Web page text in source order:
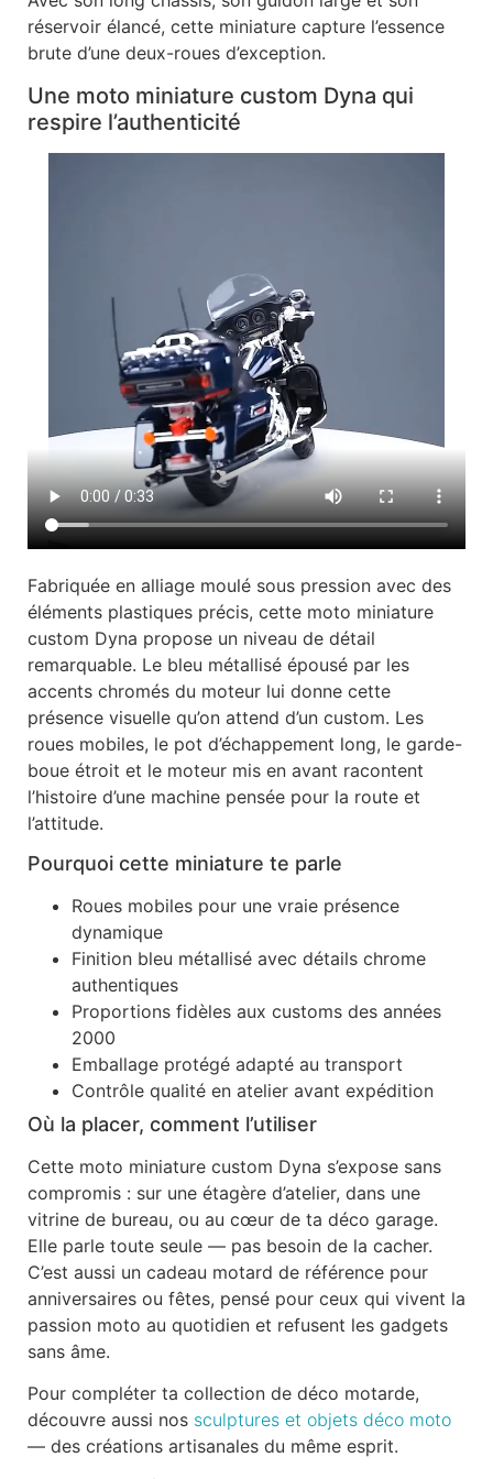
réservoir élancé, cette miniature capture l’essence
brute d’une deux-roues d’exception.
Une moto miniature custom Dyna qui
respire l’authenticité
Fabriquée en alliage moulé sous pression avec des
éléments plastiques précis, cette moto miniature
custom Dyna propose un niveau de détail
remarquable. Le bleu métallisé épousé par les
accents chromés du moteur lui donne cette
présence visuelle qu’on attend d’un custom. Les
roues mobiles, le pot d’échappement long, le garde-
boue étroit et le moteur mis en avant racontent
l’histoire d’une machine pensée pour la route et
l’attitude.
Pourquoi cette miniature te parle
Roues mobiles pour une vraie présence
dynamique
Finition bleu métallisé avec détails chrome
authentiques
Proportions fidèles aux customs des années
2000
Emballage protégé adapté au transport
Contrôle qualité en atelier avant expédition
Où la placer, comment l’utiliser
Cette moto miniature custom Dyna s’expose sans
compromis : sur une étagère d’atelier, dans une
vitrine de bureau, ou au cœur de ta déco garage.
Elle parle toute seule — pas besoin de la cacher.
C’est aussi un cadeau motard de référence pour
anniversaires ou fêtes, pensé pour ceux qui vivent la
passion moto au quotidien et refusent les gadgets
sans âme.
Pour compléter ta collection de déco motarde,
découvre aussi nos sculptures et objets déco moto
— des créations artisanales du même esprit.